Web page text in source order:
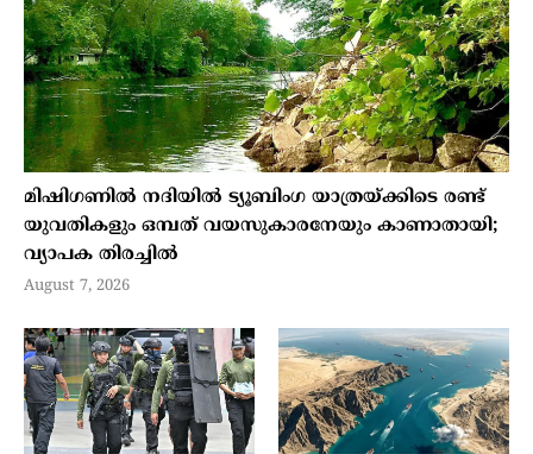
മിഷിഗണില്‍ നദിയില്‍ ട്യൂബിംഗ യാത്രയ്ക്കിടെ രണ്ട്
യുവതികളും ഒമ്പത് വയസുകാരനേയും കാണാതായി;
വ്യാപക തിരച്ചില്‍
August 7, 2026